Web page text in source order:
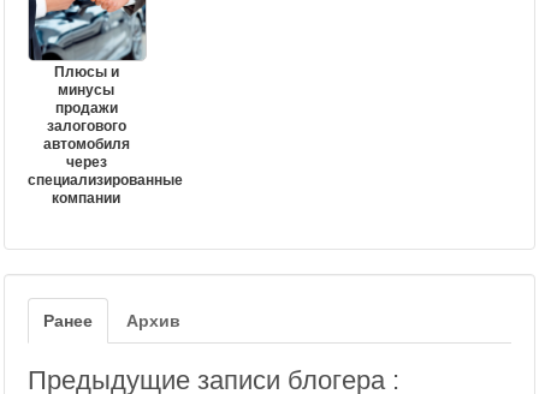
Плюсы и
минусы
продажи
залогового
автомобиля
через
специализированные
компании
Ранее Архив
Предыдущие записи блогера :